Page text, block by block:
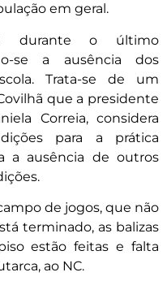
em geral.
durante o último
se a ausência dos
Trata-se de um
que a presidente
Correia, considera
para a prática
a ausência de outros
de jogos, que não
terminado, as balizas
estão feitas e falta
ao NC.